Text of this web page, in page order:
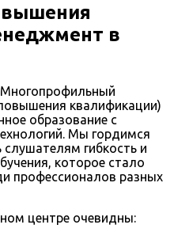
в
квалификации)
образование с
Мы гордимся
гибкость и
которое стало
профессионалов разных
центре очевидны: